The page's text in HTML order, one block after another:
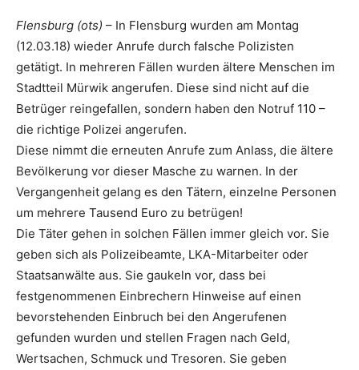
Flensburg (ots) – In Flensburg wurden am Montag
(12.03.18) wieder Anrufe durch falsche Polizisten
getätigt. In mehreren Fällen wurden ältere Menschen im
Stadtteil Mürwik angerufen. Diese sind nicht auf die
Betrüger reingefallen, sondern haben den Notruf 110 –
die richtige Polizei angerufen.
Diese nimmt die erneuten Anrufe zum Anlass, die ältere
Bevölkerung vor dieser Masche zu warnen. In der
Vergangenheit gelang es den Tätern, einzelne Personen
um mehrere Tausend Euro zu betrügen!
Die Täter gehen in solchen Fällen immer gleich vor. Sie
geben sich als Polizeibeamte, LKA-Mitarbeiter oder
Staatsanwälte aus. Sie gaukeln vor, dass bei
festgenommenen Einbrechern Hinweise auf einen
bevorstehenden Einbruch bei den Angerufenen
gefunden wurden und stellen Fragen nach Geld,
Wertsachen, Schmuck und Tresoren. Sie geben